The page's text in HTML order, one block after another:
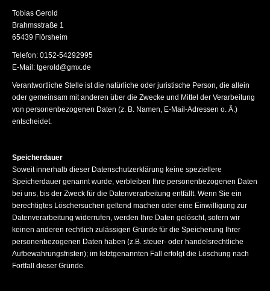
Tobias Gerold
Brahmsstraße 1
65439 Flörsheim
Telefon: 0152-54292995
E-Mail: tgerold@gmx.de
Verantwortliche Stelle ist die natürliche oder juristische Person, die allein
oder gemeinsam mit anderen über die Zwecke und Mittel der Verarbeitung
von personenbezogenen Daten (z. B. Namen, E-Mail-Adressen o. Ä.)
entscheidet.
Speicherdauer
Soweit innerhalb dieser Datenschutzerklärung keine speziellere
Speicherdauer genannt wurde, verbleiben Ihre personenbezogenen Daten
bei uns, bis der Zweck für die Datenverarbeitung entfällt. Wenn Sie ein
berechtigtes Löschersuchen geltend machen oder eine Einwilligung zur
Datenverarbeitung widerrufen, werden Ihre Daten gelöscht, sofern wir
keinen anderen rechtlich zulässigen Gründe für die Speicherung Ihrer
personenbezogenen Daten haben (z.B. steuer- oder handelsrechtliche
Aufbewahrungsfristen); im letztgenannten Fall erfolgt die Löschung nach
Fortfall dieser Gründe.